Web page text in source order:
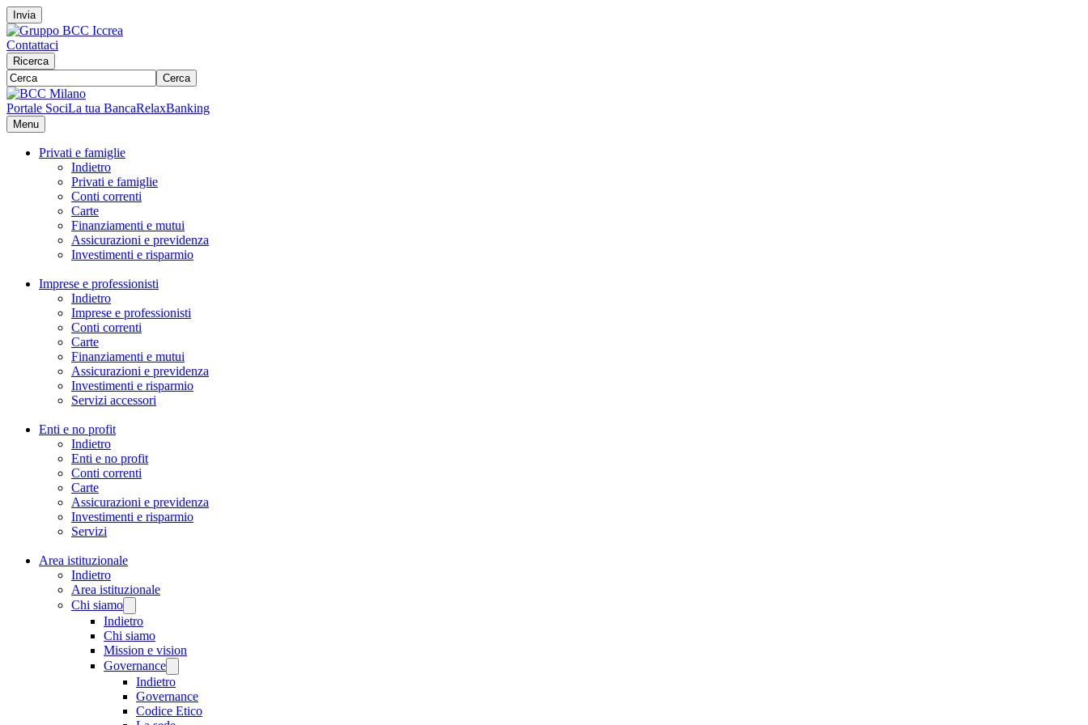
Invia
Contattaci
Ricerca
Cerca
Portale SociLa tua BancaRelaxBanking
Menu
Privati e famiglie
Indietro
Privati e famiglie
Conti correnti
Carte
Finanziamenti e mutui
Assicurazioni e previdenza
Investimenti e risparmio
Imprese e professionisti
Indietro
Imprese e professionisti
Conti correnti
Carte
Finanziamenti e mutui
Assicurazioni e previdenza
Investimenti e risparmio
Servizi accessori
Enti e no profit
Indietro
Enti e no profit
Conti correnti
Carte
Assicurazioni e previdenza
Investimenti e risparmio
Servizi
Area istituzionale
Indietro
Area istituzionale
Chi siamo
Indietro
Chi siamo
Mission e vision
Governance
Indietro
Governance
Codice Etico